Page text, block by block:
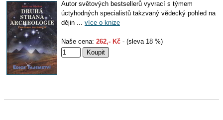
Autor světových bestsellerů vyvrací s týmem
úctyhodných specialistů takzvaný vědecký pohled na
dějin ... více o knize
Naše cena: 262,- Kč - (sleva 18 %)